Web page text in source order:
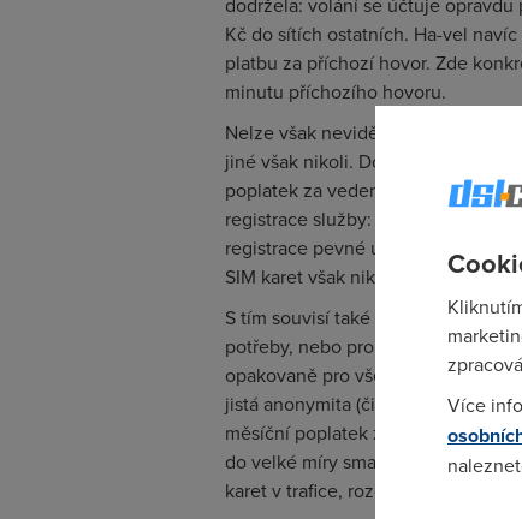
Kč do sítích ostatních. Ha-vel
platbu za příchozí hovor. Zde
minutu příchozího hovoru.
Nelze však nevidět několik
jiné však nikoli. Do první kategorie
poplatek za vedení SIM karty,
registrace služby: jedinečná
registrace pevné účastnické linky
SIM karet však nikoli.
S tím souvisí také problém, že
potřeby, nebo pro ostatní členy
opakovaně pro všechny
jistá anonymita (či alespoň jakési
měsíční poplatek za SIM, rozdíl
do velké míry smazává. Pro
karet v trafice, rozdat je blízkým
Více